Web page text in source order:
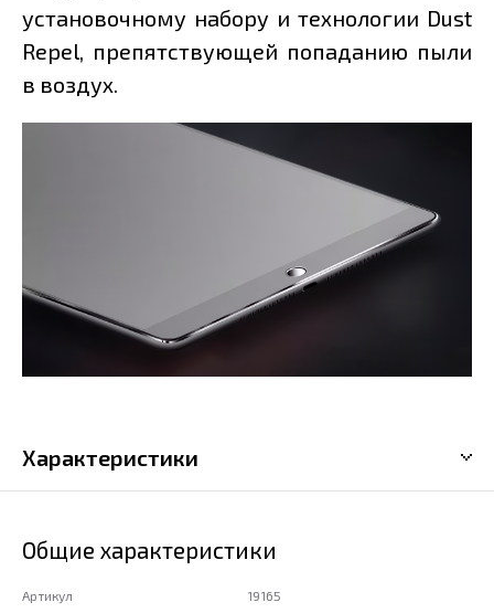
установочному набору и технологии Dust
Repel, препятствующей попаданию пыли
в воздух.
Характеристики
Общие характеристики
Артикул 19165